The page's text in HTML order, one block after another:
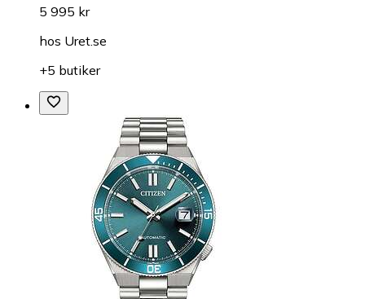
5 995 kr
hos Uret.se
+5 butiker